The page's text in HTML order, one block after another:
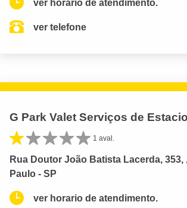
ver horario de atendimento.
ver telefone
G Park Valet Serviços de
1 aval.
Rua Doutor João Batista Lacerda, 353,
Paulo - SP
ver horario de atendimento.